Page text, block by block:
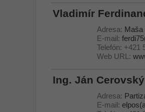
Vladimír
Adresa: Maša
E-mail:
Telefón: +421
Web URL:
Ing. Ján
Adresa:
E-mail: